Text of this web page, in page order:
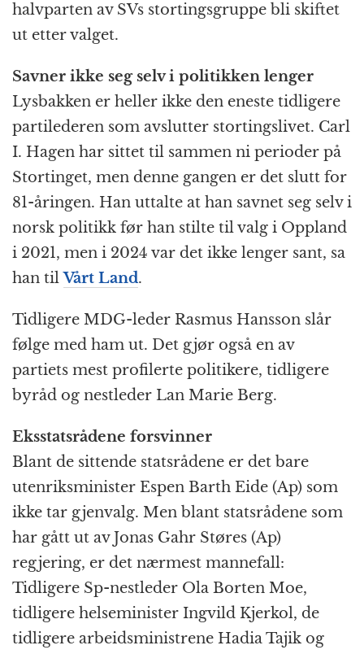
halvparten av SVs stortingsgruppe bli skiftet
ut etter valget.
Savner ikke seg selv i politikken lenger
Lysbakken er heller ikke den eneste tidligere
partilederen som avslutter stortingslivet. Carl
I. Hagen har sittet til sammen ni perioder på
Stortinget, men denne gangen er det slutt for
81-åringen. Han uttalte at han savnet seg selv i
norsk politikk før han stilte til valg i Oppland
i 2021, men i 2024 var det ikke lenger sant, sa
han tilVårt Land.
Tidligere MDG-leder Rasmus Hansson slår
følge med ham ut. Det gjør også en av
partiets mest profilerte politikere, tidligere
byråd og nestleder Lan Marie Berg.
Eksstatsrådene forsvinner
Blant de sittende statsrådene er det bare
utenriksminister Espen Barth Eide (Ap) som
ikke tar gjenvalg. Men blant statsrådene som
har gått ut av Jonas Gahr Støres (Ap)
regjering, er det nærmest mannefall:
Tidligere Sp-nestleder Ola Borten Moe,
tidligere helseminister Ingvild Kjerkol, de
tidligere arbeidsministrene Hadia Tajik og